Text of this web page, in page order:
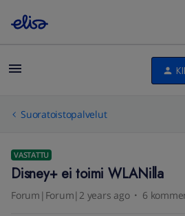
Suoratoistopalvelut
VASTATTU
Disney+ ei toimi WLANilla
Forum|Forum|2 years ago 6